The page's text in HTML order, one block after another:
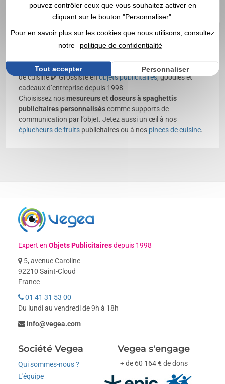
spaghettis personnalisé avec
logo | Grossiste
publicitaires, personnalisables avec votre logo ✔️ Ustensiles
de cuisine ✔️ Grossiste enobjets publicitaires, goodies et
cadeaux d’entreprise depuis 1998
Choisissez nosmesureurs et doseurs à spaghettis
publicitaires personnaliséscomme supports de
communication par l’objet. Jetez aussi un œil à nos
éplucheurs de fruits publicitaires ou à nos pinces de cuisine.
Expert enObjets Publicitairesdepuis 1998
5, avenue Caroline
92210 Saint-Cloud
France
01 41 31 53 00
Du lundi au vendredi de 9h à 18h
info@vegea.com
Société Vegea
Qui sommes-nous ?
L'équipe
Vegea s'engage
+ de 60 164 € de dons
pouvez contrôler ceux que vous souhaitez activer en
cliquant sur le bouton "Personnaliser".
Pour en savoir plus sur les cookies que nous utilisons, consultez
notre
politique de confidentialité
Tout accepter Personnaliser